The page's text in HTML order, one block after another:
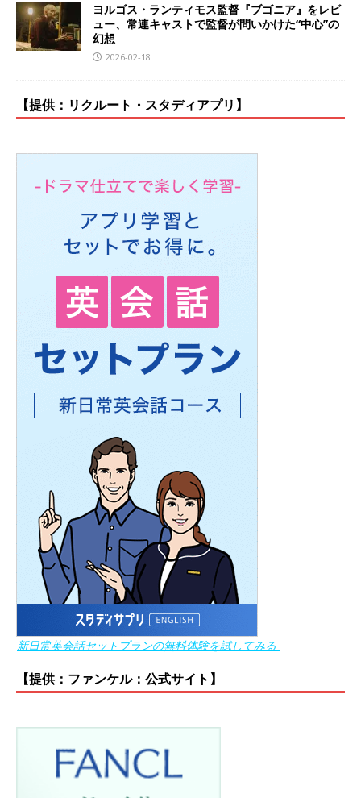
ヨルゴス・ランティモス監督『ブゴニア』をレビ
ュー、常連キャストで監督が問いかけた“中心”の
幻想
2026-02-18
【提供：リクルート・スタディアプリ】
新日常英会話セットプランの無料体験を試してみる
【提供：ファンケル：公式サイト】